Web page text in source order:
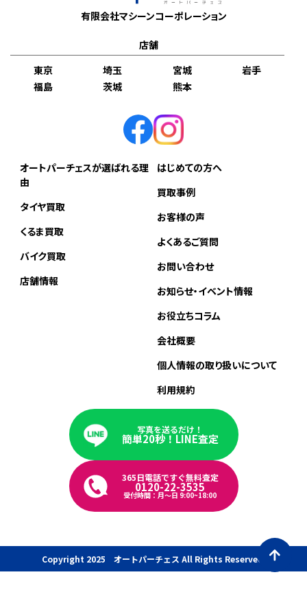
有限会社マシーンコーポレーション
店舗
東京
埼玉 宮城
岩手
福島
茨城 熊本
オートパーチェスが選ばれる理
由
タイヤ買取
くるま買取
バイク買取
店舗情報
はじめての方へ
買取事例
お客様の声
よくあるご質問
お問い合わせ
お知らせ・イベント情報
お役立ちコラム
会社概要
個人情報の取り扱いについて
利用規約
写真を送るだけ！
簡単20秒！LINE査定
365日電話ですぐ無料査定
0120-22-3535
受付時間：月〜日 9:00~18:00
Copyright 2025 オートパーチェス All Rights Reserved.